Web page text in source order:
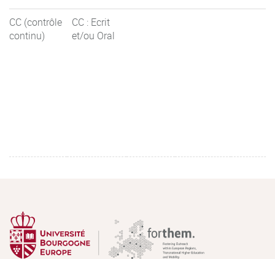
CC (contrôle
continu)
CC : Ecrit
et/ou Oral